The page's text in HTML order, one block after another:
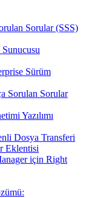
Sorular (SSS)
Sürüm
Sorulan Sorular
Yazılımı
Dosya Transferi
Eklentisi
için Right